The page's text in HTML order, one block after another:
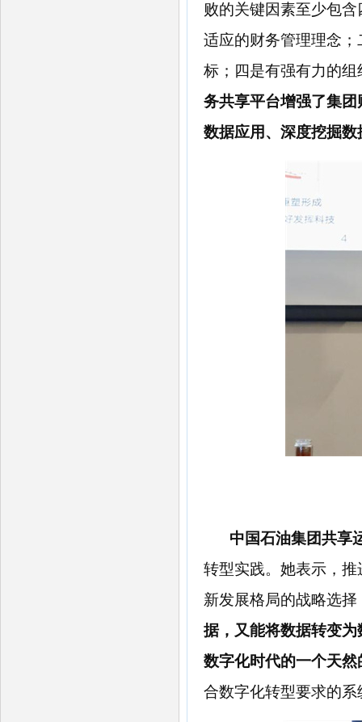
败的关键因素至少包
适应的财务管理理念
标；四是有强有力的
务共享平台增强了集
数据应用、深度挖掘
中国石油集团共享
转型实践。她表示，推
新发展格局的战略选
据，又能将数据转变
数字化时代的一个天
合数字化转型要求的